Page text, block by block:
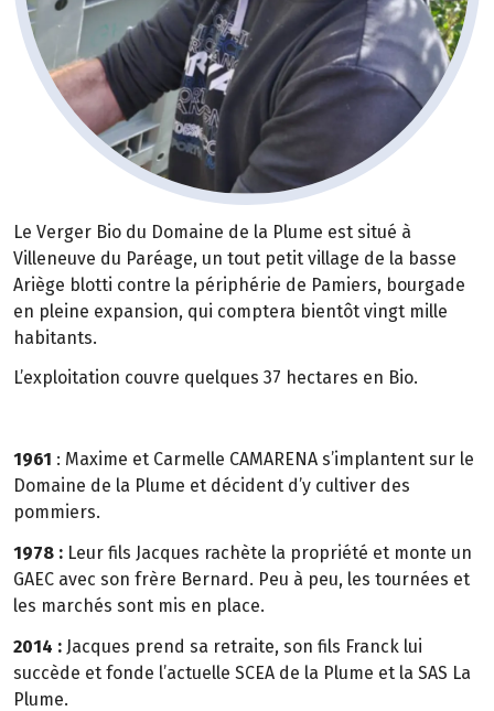
Le Verger Bio du Domaine de la Plume est situé à
Villeneuve du Paréage, un tout petit village de la basse
Ariège blotti contre la périphérie de Pamiers, bourgade
en pleine expansion, qui comptera bientôt vingt mille
habitants.
L’exploitation couvre quelques 37 hectares en Bio.
1961 : Maxime et Carmelle CAMARENA s’implantent sur le
Domaine de la Plume et décident d’y cultiver des
pommiers.
1978 : Leur fils Jacques rachète la propriété et monte un
GAEC avec son frère Bernard. Peu à peu, les tournées et
les marchés sont mis en place.
2014 : Jacques prend sa retraite, son fils Franck lui
succède et fonde l’actuelle SCEA de la Plume et la SAS La
Plume.